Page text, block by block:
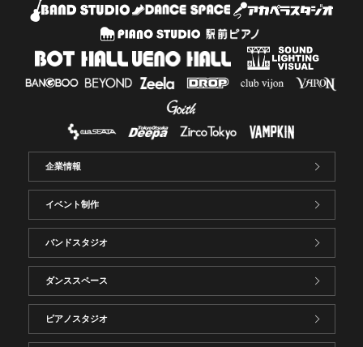
企業情報
イベント制作
バンドスタジオ
ダンススペース
ピアノスタジオ